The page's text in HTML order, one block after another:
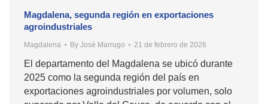
Magdalena, segunda región en exportaciones
agroindustriales
Magdalena By José Marrugo 21 de febrero de 2026
El departamento del Magdalena se ubicó durante
2025 como la segunda región del país en
exportaciones agroindustriales por volumen, solo